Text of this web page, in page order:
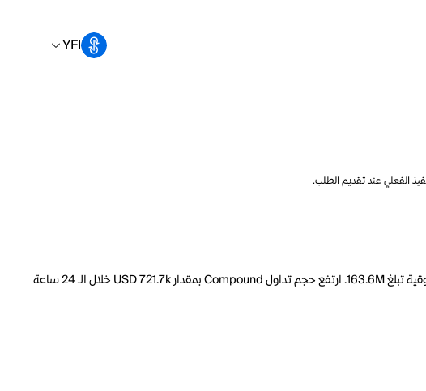
YFI
الفعلي عند تقديم الطلب.
السعر الحالي لـ Compound هو YFI 0.007827 لكل COMP. مع عرض متداول يبلغ 10.000M COMP، فإن هذا يعني أن قيمة Compound السوقية تبلغ 163.6M. ارتفع حجم تداول Compound بمقدار USD 721.7k خلال الـ 24 ساعة